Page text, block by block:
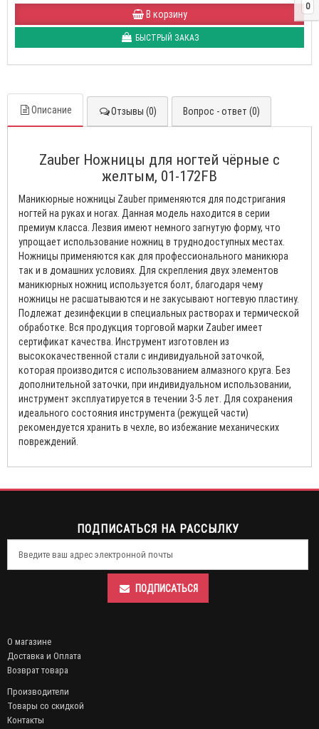
0
В корзину
БЫСТРЫЙ ЗАКАЗ
Описание Отзывы (0) Вопрос - ответ (0)
Zauber Ножницы для ногтей чёрные с
желтым, 01-172FB
Маникюрные ножницы Zauber применяются для подстригания
ногтей на руках и ногах. Данная модель находится в серии
премиум класса. Лезвия имеют немного загнутую форму, что
упрощает использование ножниц в труднодоступных местах.
Ножницы применяются как для профессионального маникюра
так и в домашних условиях. Для скрепления двух элементов
маникюрных ножниц используется болт, благодаря чему
ножницы не расшатываются и не закусывают ногтевую пластину.
Подлежат дезинфекции в специальных растворах и термической
обработке. Вся продукция торговой марки Zauber имеет
сертификат качества. Инструмент изготовлен из
высококачественной стали с индивидуальной заточкой,
которая производится с использованием алмазного круга. Без
дополнительной заточки, при индивидуальном использовании,
инструмент эксплуатируется в течении 3-5 лет. Для сохранения
идеального состояния инструмента (режущей части)
рекомендуется хранить в чехле, во избежание механических
повреждений.
ПОДПИСАТЬСЯ НА РАССЫЛКУ
ПОДПИСАТЬСЯ
О магазине
Доставка и Оплата
Возврат товара
Производители
Товары со скидкой
Контакты